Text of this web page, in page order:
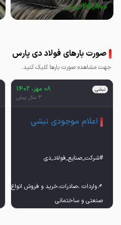
25,800تومان
صورت بارهای فولاد دی پارس
جهت مشاهده صورت بارها کلیک کنید.
نبشی 08 مهر، 1402
3 سال پیش
اعلام موجودی نبشی
📌واردات ،صادرات،خرید و فروش انواع آهن